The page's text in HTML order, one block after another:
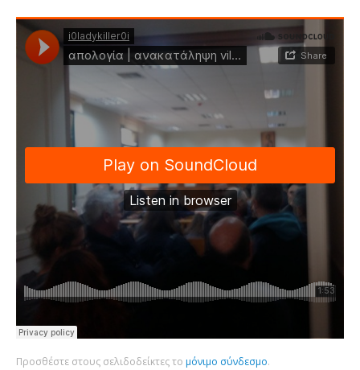
Προσθέστε στους σελιδοδείκτες το μόνιμο σύνδεσμο.